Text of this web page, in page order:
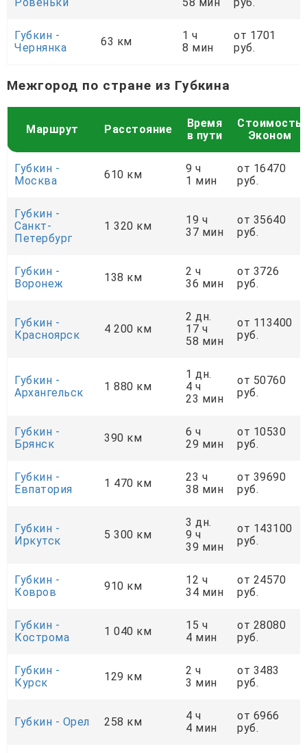
Губкин -
Чернянка
63 км
1 ч
8 мин
от 1701
руб.
Межгород по стране из Губкина
Маршрут Расстояние
Время
в пути
Стоимость
Эконом
Губкин -
Москва
610 км
9 ч
1 мин
от 16470
руб.
Губкин -
Санкт-
Петербург
1 320 км
19 ч
37 мин
от 35640
руб.
Губкин -
Воронеж
138 км
2 ч
36 мин
от 3726
руб.
Губкин -
Красноярск
4 200 км
2 дн.
17 ч
58 мин
от 113400
руб.
Губкин -
Архангельск
1 880 км
1 дн.
4 ч
23 мин
от 50760
руб.
Губкин -
Брянск
390 км
6 ч
29 мин
от 10530
руб.
Губкин -
Евпатория
1 470 км
23 ч
38 мин
от 39690
руб.
Губкин -
Иркутск
5 300 км
3 дн.
9 ч
39 мин
от 143100
руб.
Губкин -
Ковров
910 км
12 ч
34 мин
от 24570
руб.
Губкин -
Кострома
1 040 км
15 ч
4 мин
от 28080
руб.
Губкин -
Курск
129 км
2 ч
3 мин
от 3483
руб.
Губкин - Орел 258 км
4 ч
4 мин
от 6966
руб.